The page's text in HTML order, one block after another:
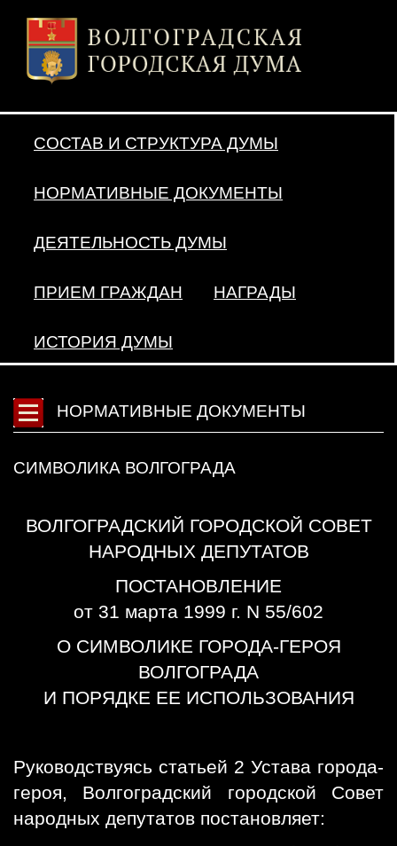
СОСТАВ И СТРУКТУРА ДУМЫ
НОРМАТИВНЫЕ ДОКУМЕНТЫ
ДЕЯТЕЛЬНОСТЬ ДУМЫ
ПРИЕМ ГРАЖДАН НАГРАДЫ
ИСТОРИЯ ДУМЫ
НОРМАТИВНЫЕ ДОКУМЕНТЫ
СИМВОЛИКА ВОЛГОГРАДА
ВОЛГОГРАДСКИЙ ГОРОДСКОЙ СОВЕТ
НАРОДНЫХ ДЕПУТАТОВ
ПОСТАНОВЛЕНИЕ
от 31 марта 1999 г. N 55/602
О СИМВОЛИКЕ ГОРОДА-ГЕРОЯ
ВОЛГОГРАДА
И ПОРЯДКЕ ЕЕ ИСПОЛЬЗОВАНИЯ
Руководствуясь статьей 2 Устава города-
героя, Волгоградский городской Совет
народных депутатов постановляет: